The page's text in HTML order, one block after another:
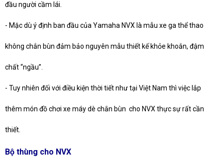
đầu người cầm lái.
- Mặc dù ý định ban đầu của Yamaha NVX là mẫu xe ga thể thao
không chắn bùn đảm bảo nguyên mẫu thiết kế khỏe khoắn, đậm
chất “ngầu”.
- Tuy nhiên đối với điều kiện thời tiết như tại Việt Nam thì việc lắp
thêm món đồ chơi xe máy dè chắn bùn cho NVX thực sự rất cần
thiết.
Bộ thùng cho NVX